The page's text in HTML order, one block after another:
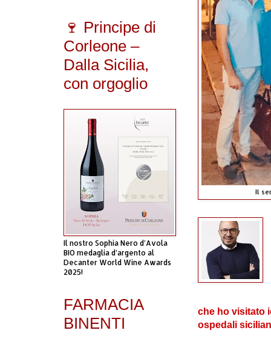
Il
che ho visitato
ospedali
🍷 Principe di
Corleone –
Dalla Sicilia,
con orgoglio
Il nostro Sophia Nero d’Avola
BIO medaglia d’argento al
Decanter World Wine Awards
2025!
FARMACIA
BINENTI